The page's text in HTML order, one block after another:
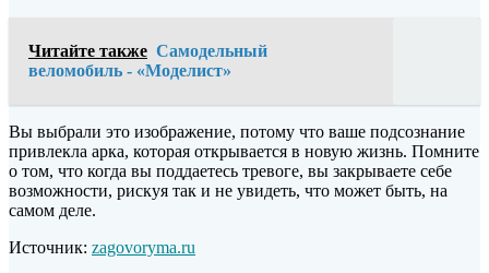
Читайте также Самодельный
веломобиль - «Моделист»
Вы выбрали это изображение, потому что ваше подсознание
привлекла арка, которая открывается в новую жизнь. Помните
о том, что когда вы поддаетесь тревоге, вы закрываете себе
возможности, рискуя так и не увидеть, что может быть, на
самом деле.
Источник: zagovoryma.ru